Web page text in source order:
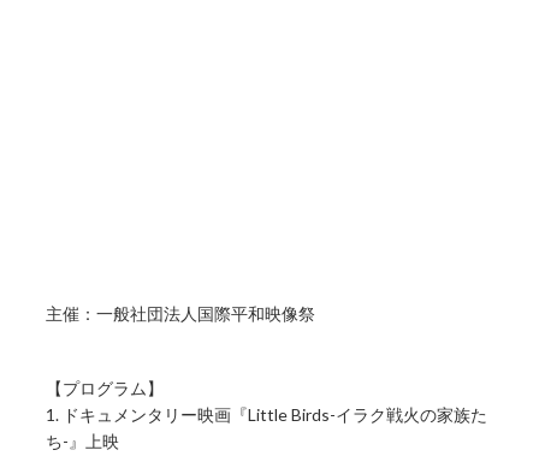
主催：一般社団法人国際平和映像祭
【プログラム】
1. ドキュメンタリー映画『Little Birds-イラク戦火の家族た
ち-』上映